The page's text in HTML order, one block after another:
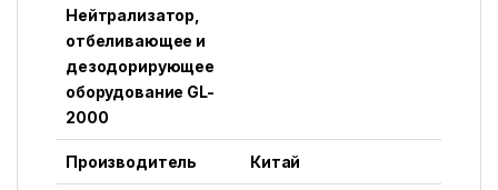
Нейтрализатор,
отбеливающее и
дезодорирующее
оборудование GL-
2000
Производитель Китай